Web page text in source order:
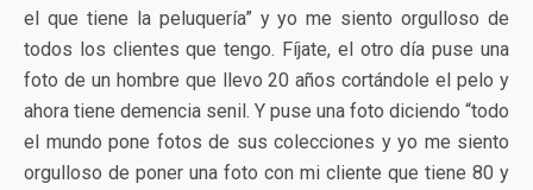
el que tiene la peluquería” y yo me siento orgulloso de
todos los clientes que tengo. Fíjate, el otro día puse una
foto de un hombre que llevo 20 años cortándole el pelo y
ahora tiene demencia senil. Y puse una foto diciendo “todo
el mundo pone fotos de sus colecciones y yo me siento
orgulloso de poner una foto con mi cliente que tiene 80 y